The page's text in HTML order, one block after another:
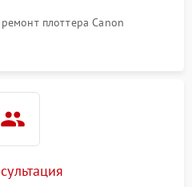
плоттера Canon